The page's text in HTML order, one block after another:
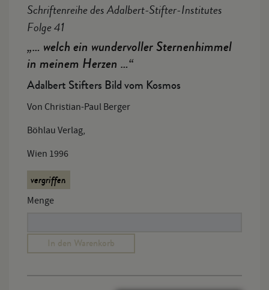
Schriftenreihe des Adalbert-Stifter-Institutes
Folge 41
„… welch ein wundervoller Sternenhimmel
in meinem Herzen …“
Adalbert Stifters Bild vom Kosmos
Von Christian-Paul Berger
Böhlau Verlag,
Wien 1996
vergriffen
Menge
In den Warenkorb